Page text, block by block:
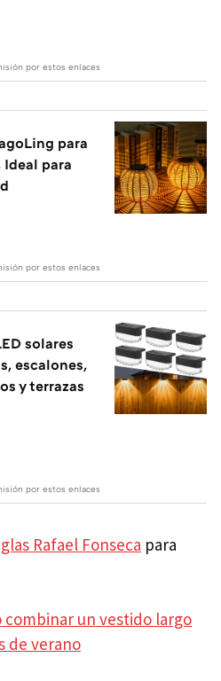
por estos enlaces
para
Ideal para
por estos enlaces
solares
escalones,
y terrazas
por estos enlaces
Rafael Fonseca para
combinar un vestido largo
de verano